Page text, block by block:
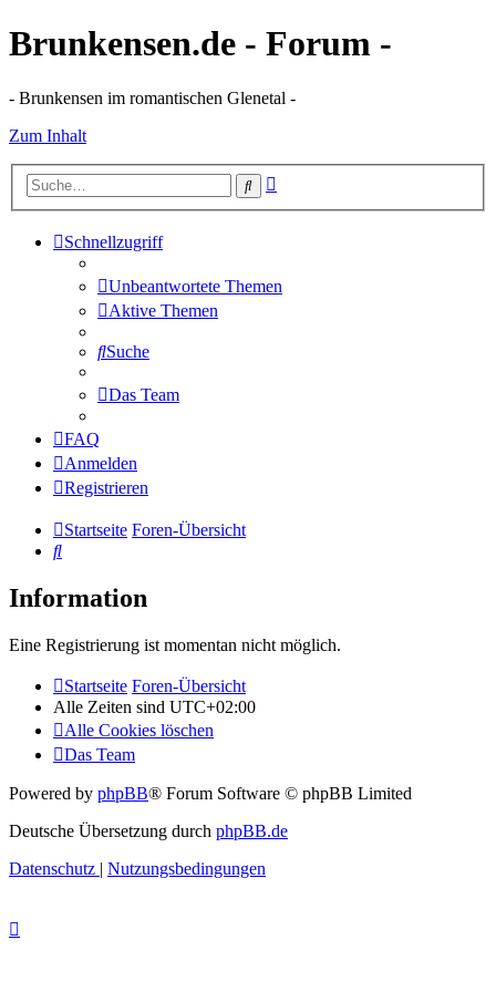
Brunkensen.de - Forum -
- Brunkensen im romantischen Glenetal -
Zum Inhalt
Suche
Schnellzugriff
Unbeantwortete Themen
Aktive Themen
Suche
Das Team
FAQ
Anmelden
Registrieren
Startseite Foren-Übersicht
Suche
Information
Eine Registrierung ist momentan nicht möglich.
Startseite Foren-Übersicht
Alle Zeiten sind UTC+02:00
Alle Cookies löschen
Das Team
Powered by phpBB® Forum Software © phpBB Limited
Deutsche Übersetzung durch phpBB.de
Datenschutz | Nutzungsbedingungen